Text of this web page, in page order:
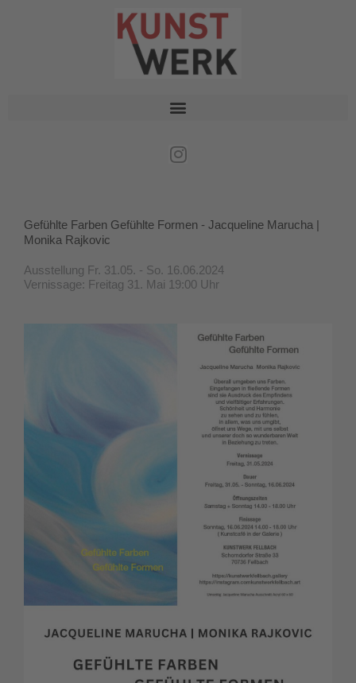
I
a
r
a
Gefühlte Farben Gefühlte Formen - Jacqueline Marucha |
Monika Rajkovic
Ausstellung Fr. 31.05. - So. 16.06.2024
Vernissage: Freitag 31. Mai 19:00 Uhr